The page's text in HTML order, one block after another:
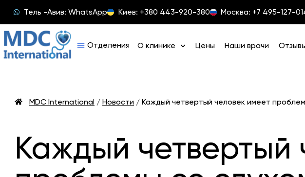
Тель -Авив: WhatsApp Киев: +380 443-920-380 Москва: +7 495-127-
О клинике Цены Наши врачи
MDC International / Новости / Каждый четвертый человек имеет
Каждый четвертый